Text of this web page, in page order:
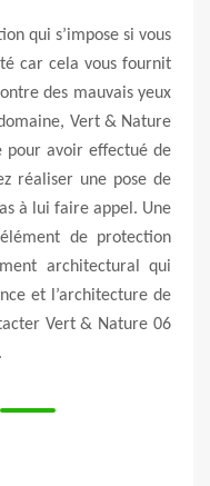
qui s’impose si vous
car cela vous fournit
des mauvais yeux
Vert & Nature
pour avoir effectué de
réaliser une pose de
à lui faire appel. Une
de protection
architectural qui
et l’architecture de
Vert & Nature 06